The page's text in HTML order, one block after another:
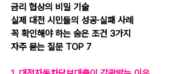
금리 협상의 비밀 기술
실제 대전 시민들의 성공·실패 사례
꼭 확인해야 하는 숨은 조건 3가지
자주 묻는 질문 TOP 7